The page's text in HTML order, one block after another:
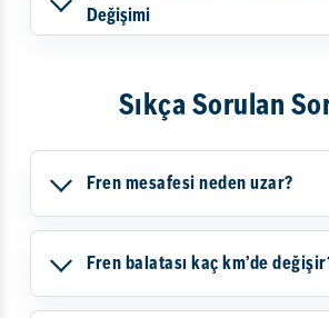
Değişimi
Sıkça Sorulan
Fren mesafesi neden uzar?
Fren balatası kaç km’de